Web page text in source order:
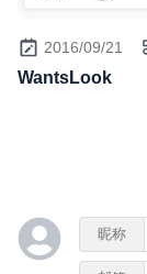
2016/09/21
WantsLook
昵称